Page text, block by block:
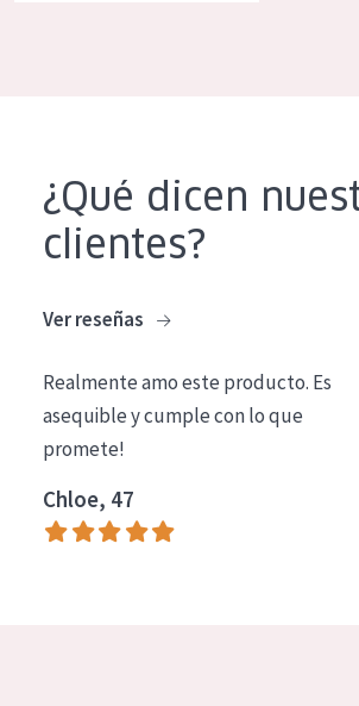
TIPO DE PIEL
Piel normal y seca
Piel madura
Piel expuesta al sol
Piel menopáusica
¿Qué dicen
clientes?
Ver reseñas
Realmente amo este producto. Es
asequible y cumple con lo que
promete!
Chloe, 47